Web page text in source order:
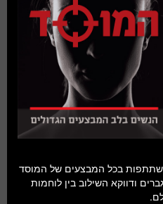
בכל המבצעים של המוסד
ודווקא השילוב בין לוחמות